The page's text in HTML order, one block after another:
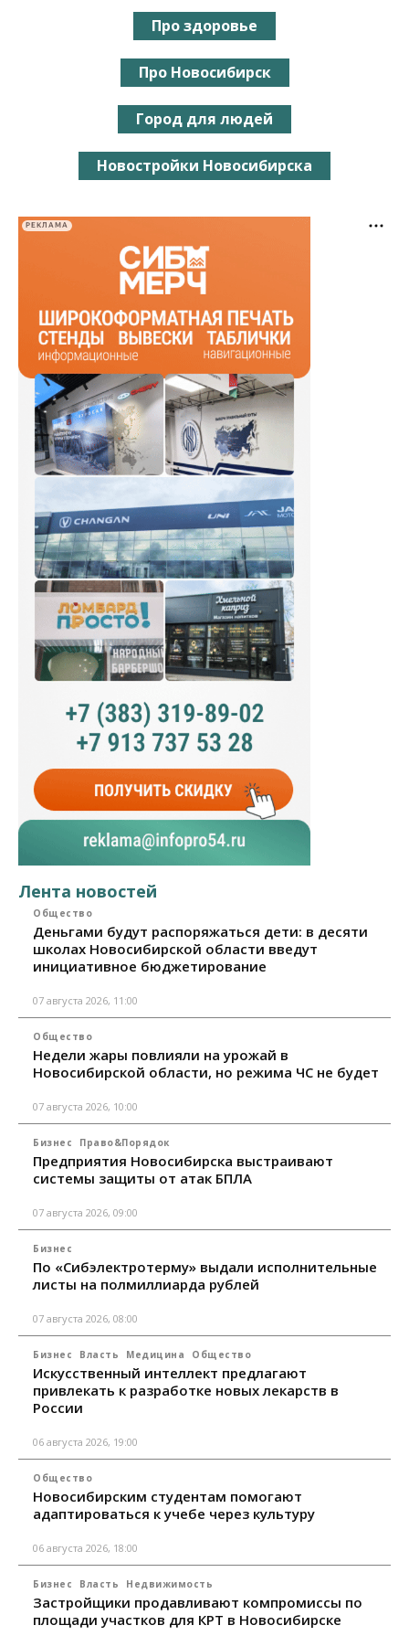
Про здоровье
Про Новосибирск
Город для людей
Новостройки Новосибирска
РЕКЛАМА
Лента новостей
Общество
Деньгами будут распоряжаться дети: в десяти
школах Новосибирской области введут
инициативное бюджетирование
07 августа 2026, 11:00
Общество
Недели жары повлияли на урожай в
Новосибирской области, но режима ЧС не будет
07 августа 2026, 10:00
Бизнес Право&Порядок
Предприятия Новосибирска выстраивают
системы защиты от атак БПЛА
07 августа 2026, 09:00
Бизнес
По «Сибэлектротерму» выдали исполнительные
листы на полмиллиарда рублей
07 августа 2026, 08:00
Бизнес Власть Медицина Общество
Искусственный интеллект предлагают
привлекать к разработке новых лекарств в
России
06 августа 2026, 19:00
Общество
Новосибирским студентам помогают
адаптироваться к учебе через культуру
06 августа 2026, 18:00
Бизнес Власть Недвижимость
Застройщики продавливают компромиссы по
площади участков для КРТ в Новосибирске